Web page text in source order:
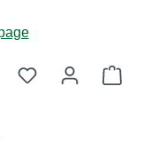
Il